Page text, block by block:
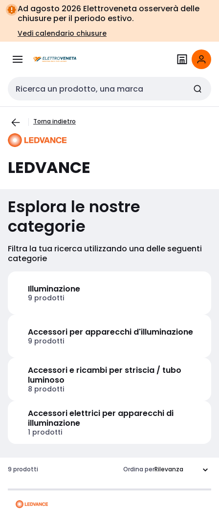
Vai alla
navigazione
Vai
alla
pagina
Ad agosto 2026 Elettroveneta osserverà delle
chiusure per il periodo estivo.
Vedi calendario chiusure
Cerca input
Torna indietro
LEDVANCE
Esplora le nostre
categorie
Filtra la tua ricerca utilizzando una delle seguenti
categorie
Illuminazione
9 prodotti
Accessori per apparecchi d'illuminazione
9 prodotti
Accessori e ricambi per striscia / tubo
luminoso
8 prodotti
Accessori elettrici per apparecchi di
illuminazione
1 prodotti
9 prodotti Ordina per